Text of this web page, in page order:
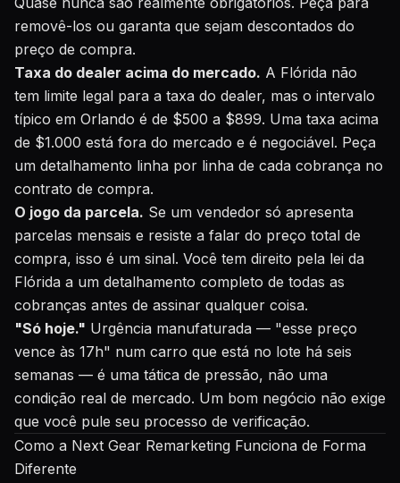
removê-los ou garanta que sejam descontados do
preço de compra.
Taxa do dealer acima do mercado. A Flórida não
tem limite legal para a taxa do dealer, mas o intervalo
típico em Orlando é de $500 a $899. Uma taxa acima
de $1.000 está fora do mercado e é negociável. Peça
um detalhamento linha por linha de cada cobrança no
contrato de compra.
O jogo da parcela. Se um vendedor só apresenta
parcelas mensais e resiste a falar do preço total de
compra, isso é um sinal. Você tem direito pela lei da
Flórida a um detalhamento completo de todas as
cobranças antes de assinar qualquer coisa.
"Só hoje." Urgência manufaturada — "esse preço
vence às 17h" num carro que está no lote há seis
semanas — é uma tática de pressão, não uma
condição real de mercado. Um bom negócio não exige
que você pule seu processo de verificação.
Como a Next Gear Remarketing Funciona de Forma
Diferente